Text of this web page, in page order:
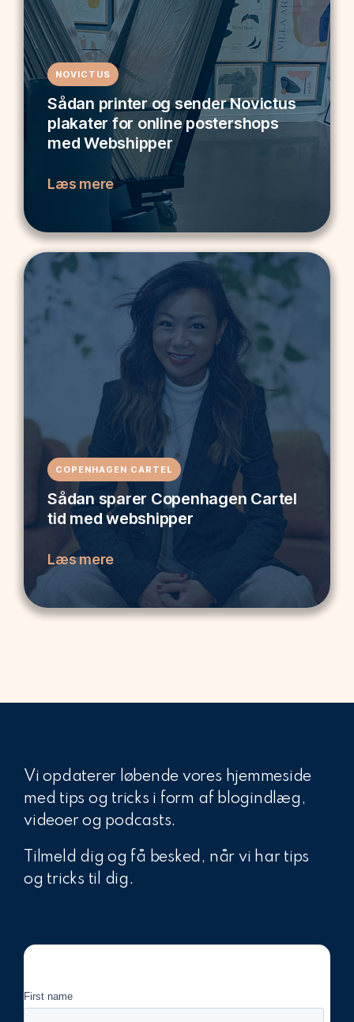
NOVICTUS
Sådan printer og sender Novictus
plakater for online postershops
med Webshipper
Læs mere
COPENHAGEN CARTEL
Sådan sparer Copenhagen Cartel
tid med webshipper
Læs mere
Vi opdaterer løbende vores hjemmeside
med tips og tricks i form af blogindlæg,
videoer og podcasts.
Tilmeld dig og få besked, når vi har tips
og tricks til dig.